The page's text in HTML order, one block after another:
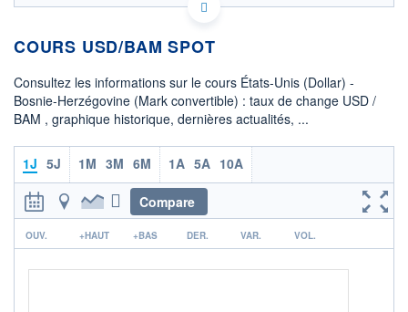
Politique d'exécution
OUVERTURE
0,0000
+ HAUT
0,0000
+ BAS
0,0000
BAM/USD
0,5907 0,00%
+ PORTEFEUILLE + LISTE
COURS USD/BAM SPOT
Consultez les informations sur le cours États-Unis (Dollar) -
Bosnie-Herzégovine (Mark convertible) : taux de change USD /
BAM , graphique historique, dernières actualités, ...
1J 5J 1M 3M 6M 1A 5A 10A
Compare
r
OUV. +HAUT +BAS DER. VAR. VOL.